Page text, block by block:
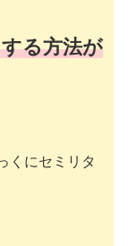
る方法が
くにセミリタ